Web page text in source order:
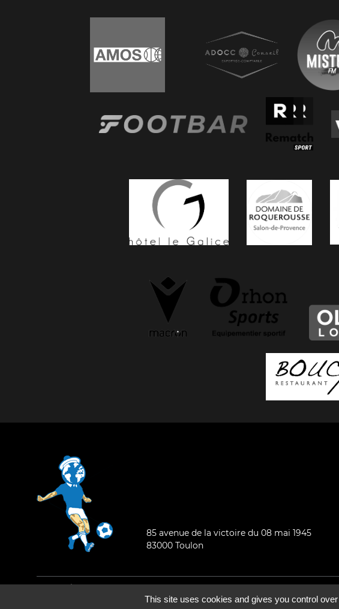
85 avenue de la victoire du 08 mai 1945
83000 Toulon
Mentions légales-Qui sommes-nous ?
©2026 - Tous droits réservés - Conception :epartenair e
This site uses cookies and gives you control